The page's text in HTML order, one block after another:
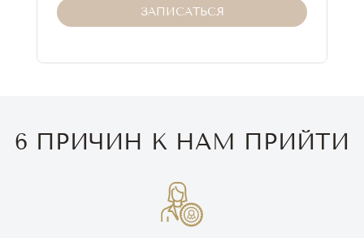
ЗАПИСАТЬСЯ
6 ПРИЧИН К НАМ ПРИЙТИ